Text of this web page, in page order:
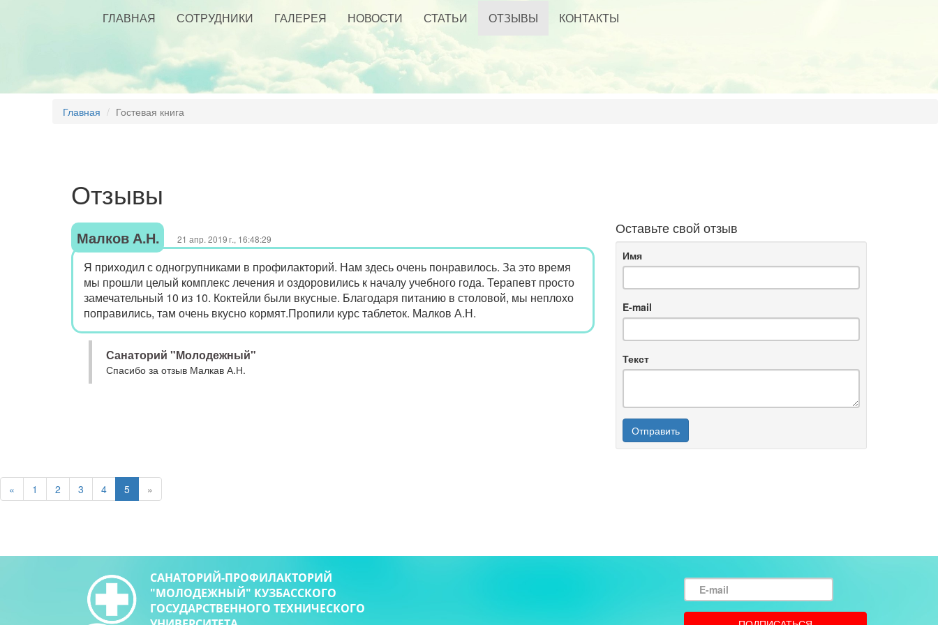
ГЛАВНАЯ СОТРУДНИКИ ГАЛЕРЕЯ НОВОСТИ СТАТЬИ ОТЗЫВЫ КОНТАКТЫ
Главная Гостевая книга
Отзывы
Малков А.Н. 21 апр. 2019 г., 16:48:29
Я приходил с одногрупниками в профилакторий. Нам здесь очень понравилось. За это время
мы прошли целый комплекс лечения и оздоровились к началу учебного года. Терапевт просто
замечательный 10 из 10. Коктейли были вкусные. Благодаря питанию в столовой, мы неплохо
поправились, там очень вкусно кормят.Пропили курс таблеток. Малков А.Н.
Санаторий "Молодежный"
Спасибо за отзыв Малкав А.Н.
Оставьте свой отзыв
Имя
E-mail
Текст
Отправить
« 1 2 3 4 5 »
САНАТОРИЙ-ПРОФИЛАКТОРИЙ
"МОЛОДЕЖНЫЙ" КУЗБАССКОГО
ГОСУДАРСТВЕННОГО ТЕХНИЧЕСКОГО
E-
mail